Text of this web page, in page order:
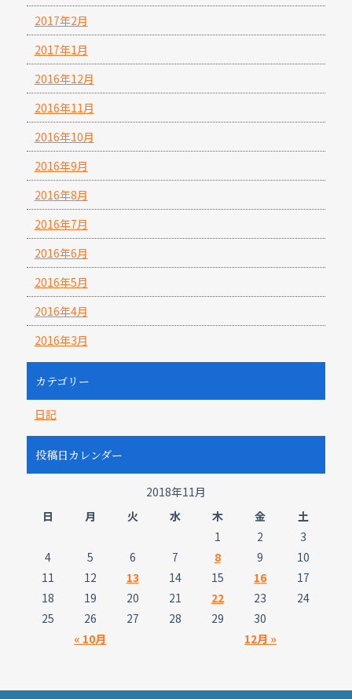
2017年2月
2017年1月
2016年12月
2016年11月
2016年10月
2016年9月
2016年8月
2016年7月
2016年6月
2016年5月
2016年4月
2016年3月
カテゴリー
日記
投稿日カレンダー
2018年11月
日
月 火 水 木 金 土
« 10月 12月 »
1 2
3
4
5 6 7 8 9
10
11
12 13 14 15 16
17
18
19 20 21 22 23
24
25
26 27 28 29 30